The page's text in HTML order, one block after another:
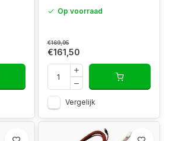
Op voorraad
€169,95
€161,50
Vergelijk